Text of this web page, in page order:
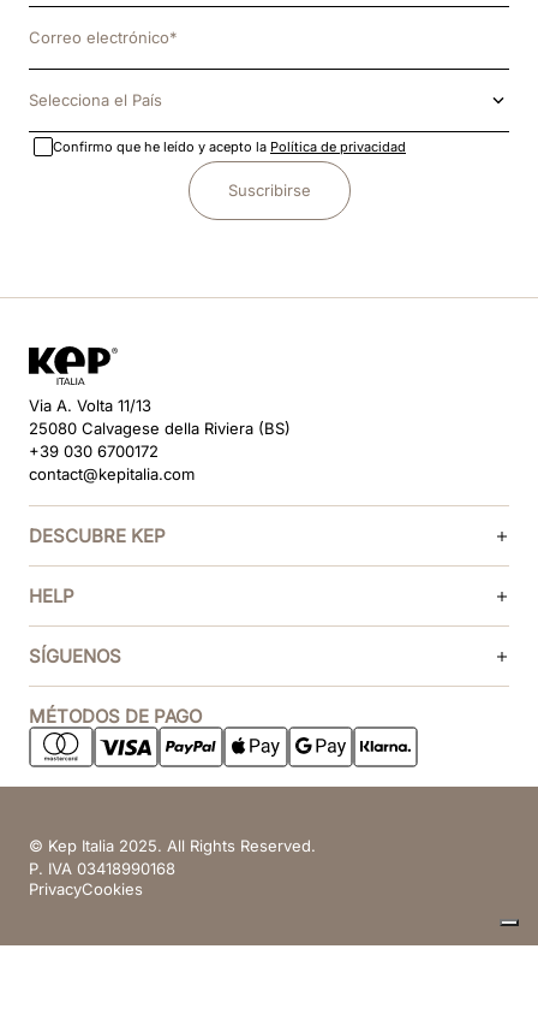
Selecciona el País
Confirmo que he leído y acepto la Política de privacidad
Suscribirse
Via A. Volta 11/13
25080 Calvagese della Riviera (BS)
+39 030 6700172
contact@kepitalia.com
DESCUBRE KEP
HELP
SÍGUENOS
MÉTODOS DE PAGO
© Kep Italia 2025. All Rights Reserved.
P. IVA 03418990168
PrivacyCookies